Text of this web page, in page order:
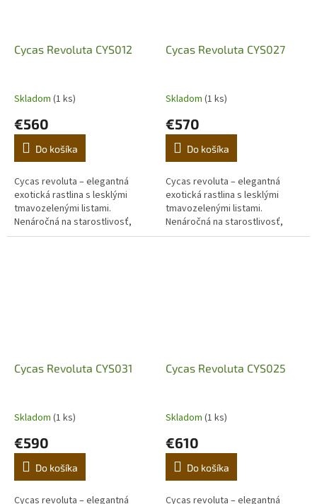
Cycas Revoluta CYS012
Skladom (1 ks)
€560
Do košíka
Cycas revoluta – elegantná
exotická rastlina s lesklými
tmavozelenými listami.
Nenáročná na starostlivosť,
ideálna do interiéru aj na terasu.
Cycas Revoluta CYS027
Skladom (1 ks)
€570
Do košíka
Cycas revoluta – elegantná
exotická rastlina s lesklými
tmavozelenými listami.
Nenáročná na starostlivosť,
ideálna do interiéru aj na terasu.
Cycas Revoluta CYS031
Skladom (1 ks)
€590
Do košíka
Cycas revoluta – elegantná
Cycas Revoluta CYS025
Skladom (1 ks)
€610
Do košíka
Cycas revoluta – elegantná